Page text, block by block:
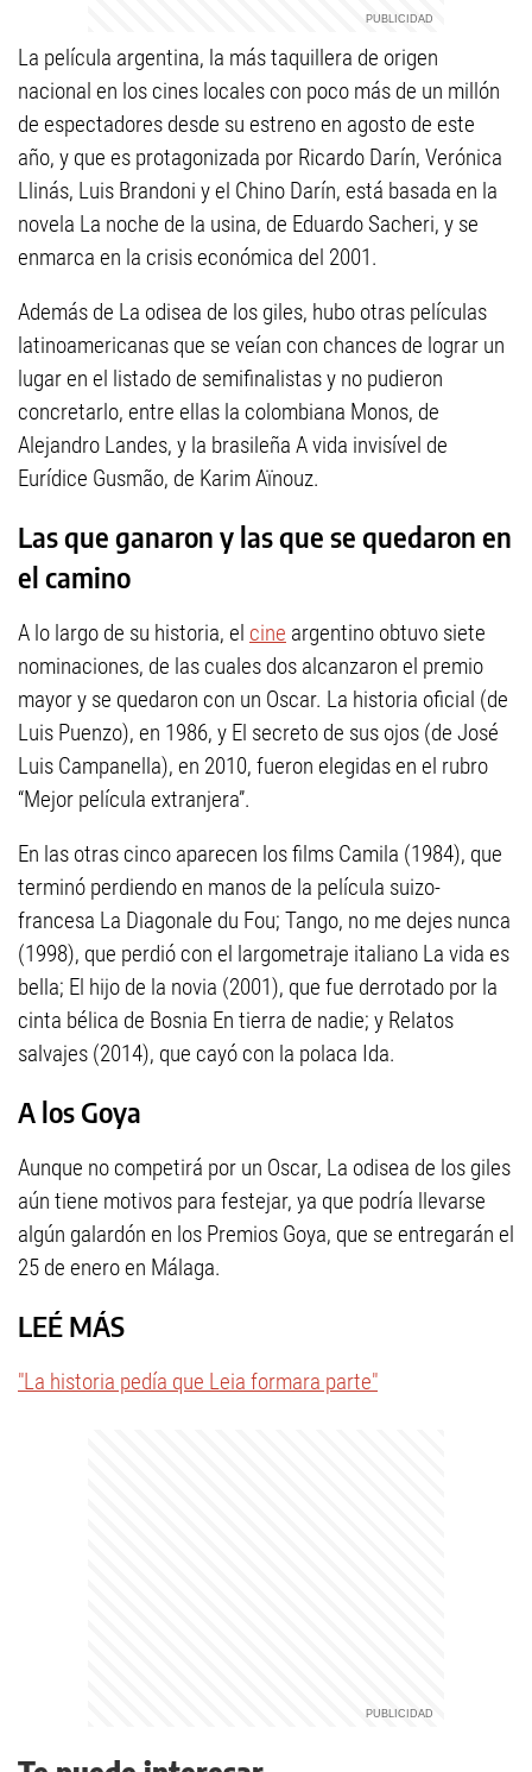
La película argentina, la más taquillera de origen
nacional en los cines locales con poco más de un millón
de espectadores desde su estreno en agosto de este
año, y que es protagonizada por Ricardo Darín, Verónica
Llinás, Luis Brandoni y el Chino Darín, está basada en la
novela La noche de la usina, de Eduardo Sacheri, y se
enmarca en la crisis económica del 2001.
Además de La odisea de los giles, hubo otras películas
latinoamericanas que se veían con chances de lograr un
lugar en el listado de semifinalistas y no pudieron
concretarlo, entre ellas la colombiana Monos, de
Alejandro Landes, y la brasileña A vida invisível de
Eurídice Gusmão, de Karim Aïnouz.
Las que ganaron y las que se quedaron en
el camino
A lo largo de su historia, el cine argentino obtuvo siete
nominaciones, de las cuales dos alcanzaron el premio
mayor y se quedaron con un Oscar. La historia oficial (de
Luis Puenzo), en 1986, y El secreto de sus ojos (de José
Luis Campanella), en 2010, fueron elegidas en el rubro
“Mejor película extranjera”.
En las otras cinco aparecen los films Camila (1984), que
terminó perdiendo en manos de la película suizo-
francesa La Diagonale du Fou; Tango, no me dejes nunca
(1998), que perdió con el largometraje italiano La vida es
bella; El hijo de la novia (2001), que fue derrotado por la
cinta bélica de Bosnia En tierra de nadie; y Relatos
salvajes (2014), que cayó con la polaca Ida.
A los Goya
Aunque no competirá por un Oscar, La odisea de los giles
aún tiene motivos para festejar, ya que podría llevarse
algún galardón en los Premios Goya, que se entregarán el
25 de enero en Málaga.
LEÉ MÁS
"La historia pedía que Leia formara parte"